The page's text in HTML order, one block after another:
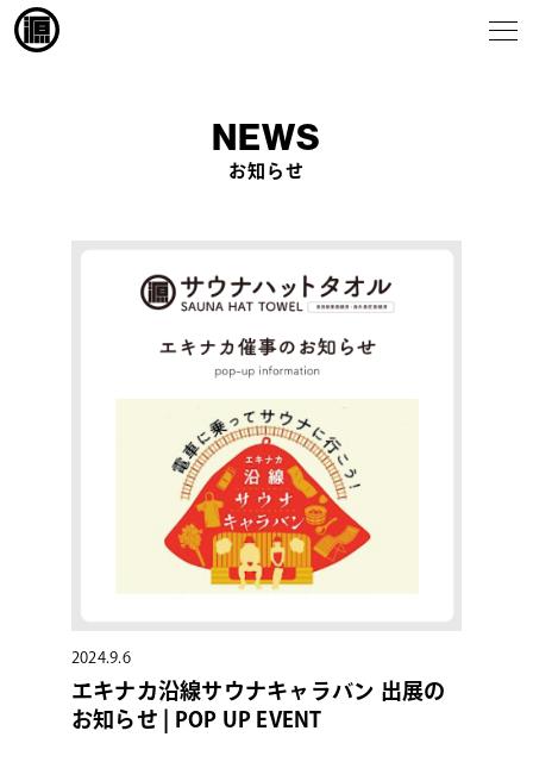
NEWS
お知らせ
2024.9.6
エキナカ沿線サウナキャラバン 出展の
お知らせ | POP UP EVENT